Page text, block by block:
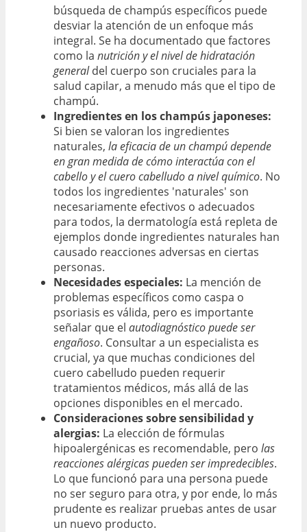
búsqueda de champús específicos puede
desviar la atención de un enfoque más
integral. Se ha documentado que factores
como la nutrición y el nivel de hidratación
generaldel cuerpo son cruciales para la
salud capilar, a menudo más que el tipo de
champú.
Ingredientes en los champús japoneses:
Si bien se valoran los ingredientes
naturales, la eficacia de un champú depende
en gran medida de cómo interactúa con el
cabello y el cuero cabelludo a nivel químico. No
todos los ingredientes 'naturales' son
necesariamente efectivos o adecuados
para todos, la dermatología está repleta de
ejemplos donde ingredientes naturales han
causado reacciones adversas en ciertas
personas.
Necesidades especiales: La mención de
problemas específicos como caspa o
psoriasis es válida, pero es importante
señalar que el autodiagnóstico puede ser
engañoso. Consultar a un especialista es
crucial, ya que muchas condiciones del
cuero cabelludo pueden requerir
tratamientos médicos, más allá de las
opciones disponibles en el mercado.
Consideraciones sobre sensibilidad y
alergias: La elección de fórmulas
hipoalergénicas es recomendable, pero las
reacciones alérgicas pueden ser impredecibles.
Lo que funcionó para una persona puede
no ser seguro para otra, y por ende, lo más
prudente es realizar pruebas antes de usar
un nuevo producto.